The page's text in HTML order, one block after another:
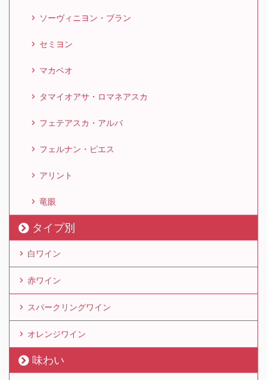
ソーヴィニヨン・ブラン
セミヨン
マカベオ
タマイオアサ・ロマネアスカ
フェテアスカ・アルバ
フェルナン・ピエス
アリント
竜眼
タイプ別
白ワイン
赤ワイン
スパークリングワイン
オレンジワイン
味わい